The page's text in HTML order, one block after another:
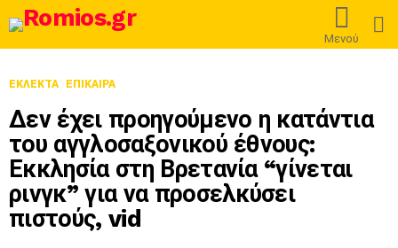
Μενού
ΕΚΛΕΚΤΆ ΕΠΊΚΑΙΡΑ
Δεν έχει προηγούμενο η κατάντια
του αγγλοσαξονικού έθνους:
Εκκλησία στη Βρετανία “γίνεται
ρινγκ” για να προσελκύσει
πιστούς, vid